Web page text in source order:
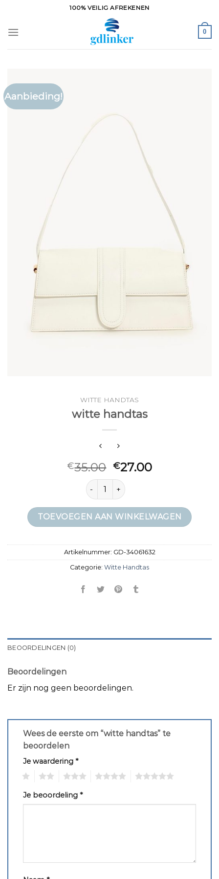
inhoud
100% VEILIG AFREKENEN
0
Aanbieding!
WITTE HANDTAS
witte handtas
€35.00 €27.00
witte handtas aantal
TOEVOEGEN AAN WINKELWAGEN
Artikelnummer: GD-34061632
Categorie: Witte Handtas
BEOORDELINGEN (0)
Beoordelingen
Er zijn nog geen beoordelingen.
Wees de eerste om “witte handtas” te
beoordelen
Je waardering *
Je beoordeling *